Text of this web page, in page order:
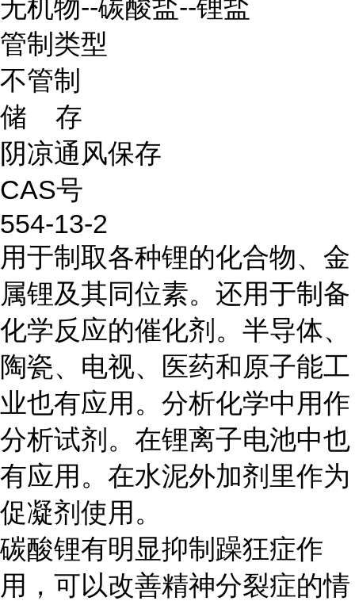
无机物--碳酸盐--锂盐
管制类型
不管制
储 存
阴凉通风保存
CAS号
554-13-2
用于制取各种锂的化合物、金
属锂及其同位素。还用于制备
化学反应的催化剂。半导体、
陶瓷、电视、医药和原子能工
业也有应用。分析化学中用作
分析试剂。在锂离子电池中也
有应用。在水泥外加剂里作为
促凝剂使用。
碳酸锂有明显抑制躁狂症作
用，可以改善精神分裂症的情